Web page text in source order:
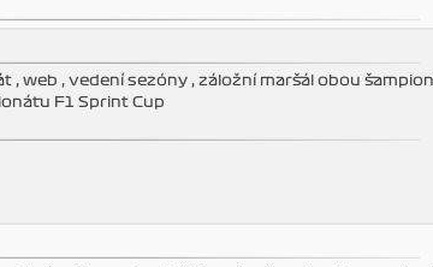
, web , vedení sezóny , záložní maršál obou
F1 Sprint Cup